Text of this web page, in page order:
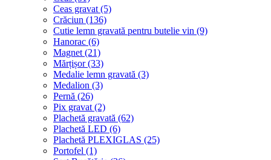
Ceas gravat (5)
Crăciun (136)
Cutie lemn gravată pentru butelie vin (9)
Hanorac (6)
Magnet (21)
Mărțișor (33)
Medalie lemn gravată (3)
Medalion (3)
Pernă (26)
Pix gravat (2)
Plachetă gravată (62)
Plachetă LED (6)
Plachetă PLEXIGLAS (25)
Portofel (1)